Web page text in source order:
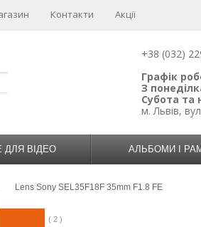
Контакти Акції
+38 (032)
Графік
З
Субота та
м. Львів,
ДЛЯ ВІДЕО АЛЬБОМИ І
Lens Sony SEL35F18F 35mm F1.8 FE
( 2 )